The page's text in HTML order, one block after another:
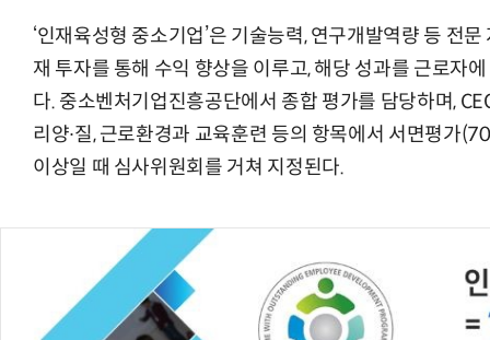
‘인재육성형 중소기업’은 기술능력, 연구개발역량 등 전
재 투자를 통해 수익 향상을 이루고, 해당 성과를 근로자
다. 중소벤처기업진흥공단에서 종합 평가를 담당하며,
리양∙질, 근로환경과 교육훈련 등의 항목에서 서면평가
이상일 때 심사위원회를 거쳐 지정된다.